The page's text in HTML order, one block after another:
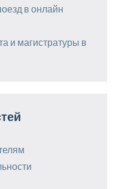
в онлайн
и магистратуры в